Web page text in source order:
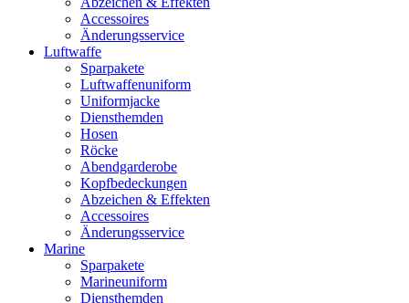
Accessoires
Änderungsservice
Luftwaffe
Sparpakete
Luftwaffenuniform
Uniformjacke
Diensthemden
Hosen
Röcke
Abendgarderobe
Kopfbedeckungen
Abzeichen & Effekten
Accessoires
Änderungsservice
Marine
Sparpakete
Marineuniform
Diensthemden